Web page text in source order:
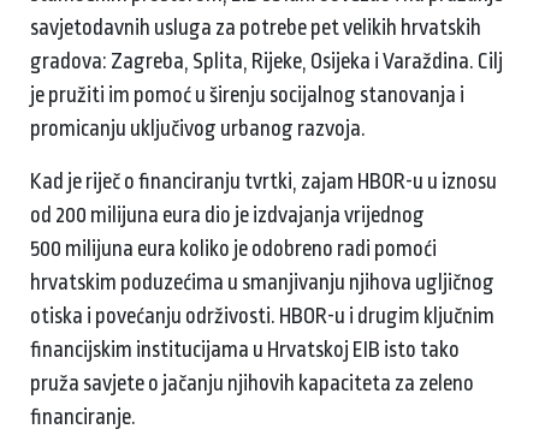
savjetodavnih usluga za potrebe pet velikih hrvatskih
gradova: Zagreba, Splita, Rijeke, Osijeka i Varaždina. Cilj
je pružiti im pomoć u širenju socijalnog stanovanja i
promicanju uključivog urbanog razvoja.
Kad je riječ o financiranju tvrtki, zajam HBOR-u u iznosu
od 200 milijuna eura dio je izdvajanja vrijednog
500 milijuna eura koliko je odobreno radi pomoći
hrvatskim poduzećima u smanjivanju njihova ugljičnog
otiska i povećanju održivosti. HBOR-u i drugim ključnim
financijskim institucijama u Hrvatskoj EIB isto tako
pruža savjete o jačanju njihovih kapaciteta za zeleno
financiranje.